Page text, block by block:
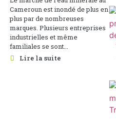
Cameroun est inondé de plus en
plus par de nombreuses
marques. Plusieurs entreprises
industrielles et même
familiales se sont...
Lire la suite